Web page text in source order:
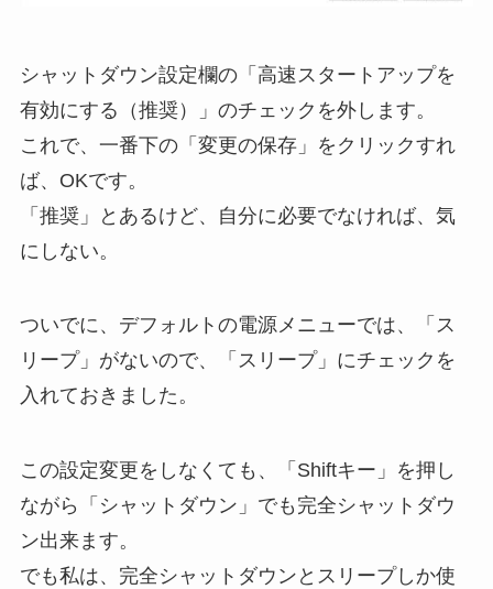
シャットダウン設定欄の「高速スタートアップを
有効にする（推奨）」のチェックを外します。
これで、一番下の「変更の保存」をクリックすれ
ば、OKです。
「推奨」とあるけど、自分に必要でなければ、気
にしない。
ついでに、デフォルトの電源メニューでは、「ス
リープ」がないので、「スリープ」にチェックを
入れておきました。
この設定変更をしなくても、「Shiftキー」を押し
ながら「シャットダウン」でも完全シャットダウ
ン出来ます。
でも私は、完全シャットダウンとスリープしか使